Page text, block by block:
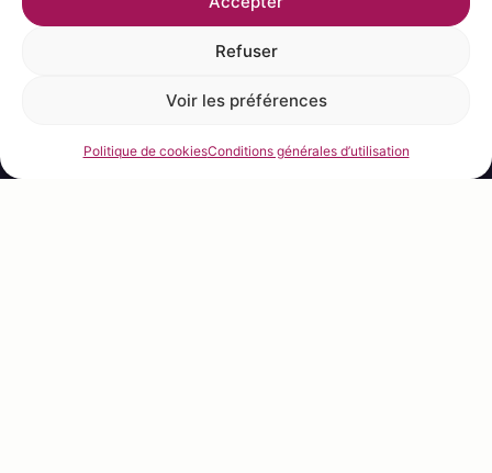
Refuser
Voir les préférences
Politique de cookiesConditions générales d’utilisation
TASTE MATTERS
creativity at your fingertips